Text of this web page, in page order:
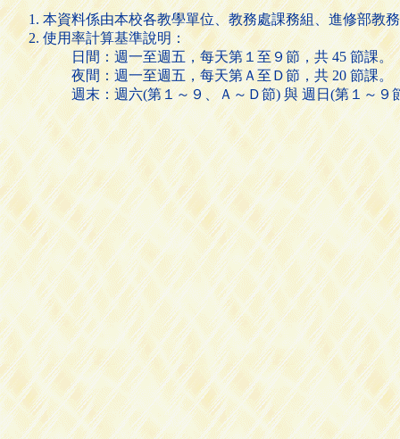
本資料係由本校各教學單位、教務處課務組、進修部教
使用率計算基準說明：
日間：週一至週五，每天第１至９節，共 45 節課。
夜間：週一至週五，每天第Ａ至Ｄ節，共 20 節課。
週末：週六(第１～９、Ａ～Ｄ節) 與 週日(第１～９